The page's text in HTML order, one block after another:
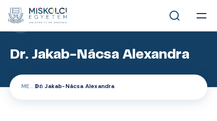
MUNKATÁRSAK
Dr. Jakab-Nácsa Alexandra
ME Dr. Jakab-Nácsa Alexandra